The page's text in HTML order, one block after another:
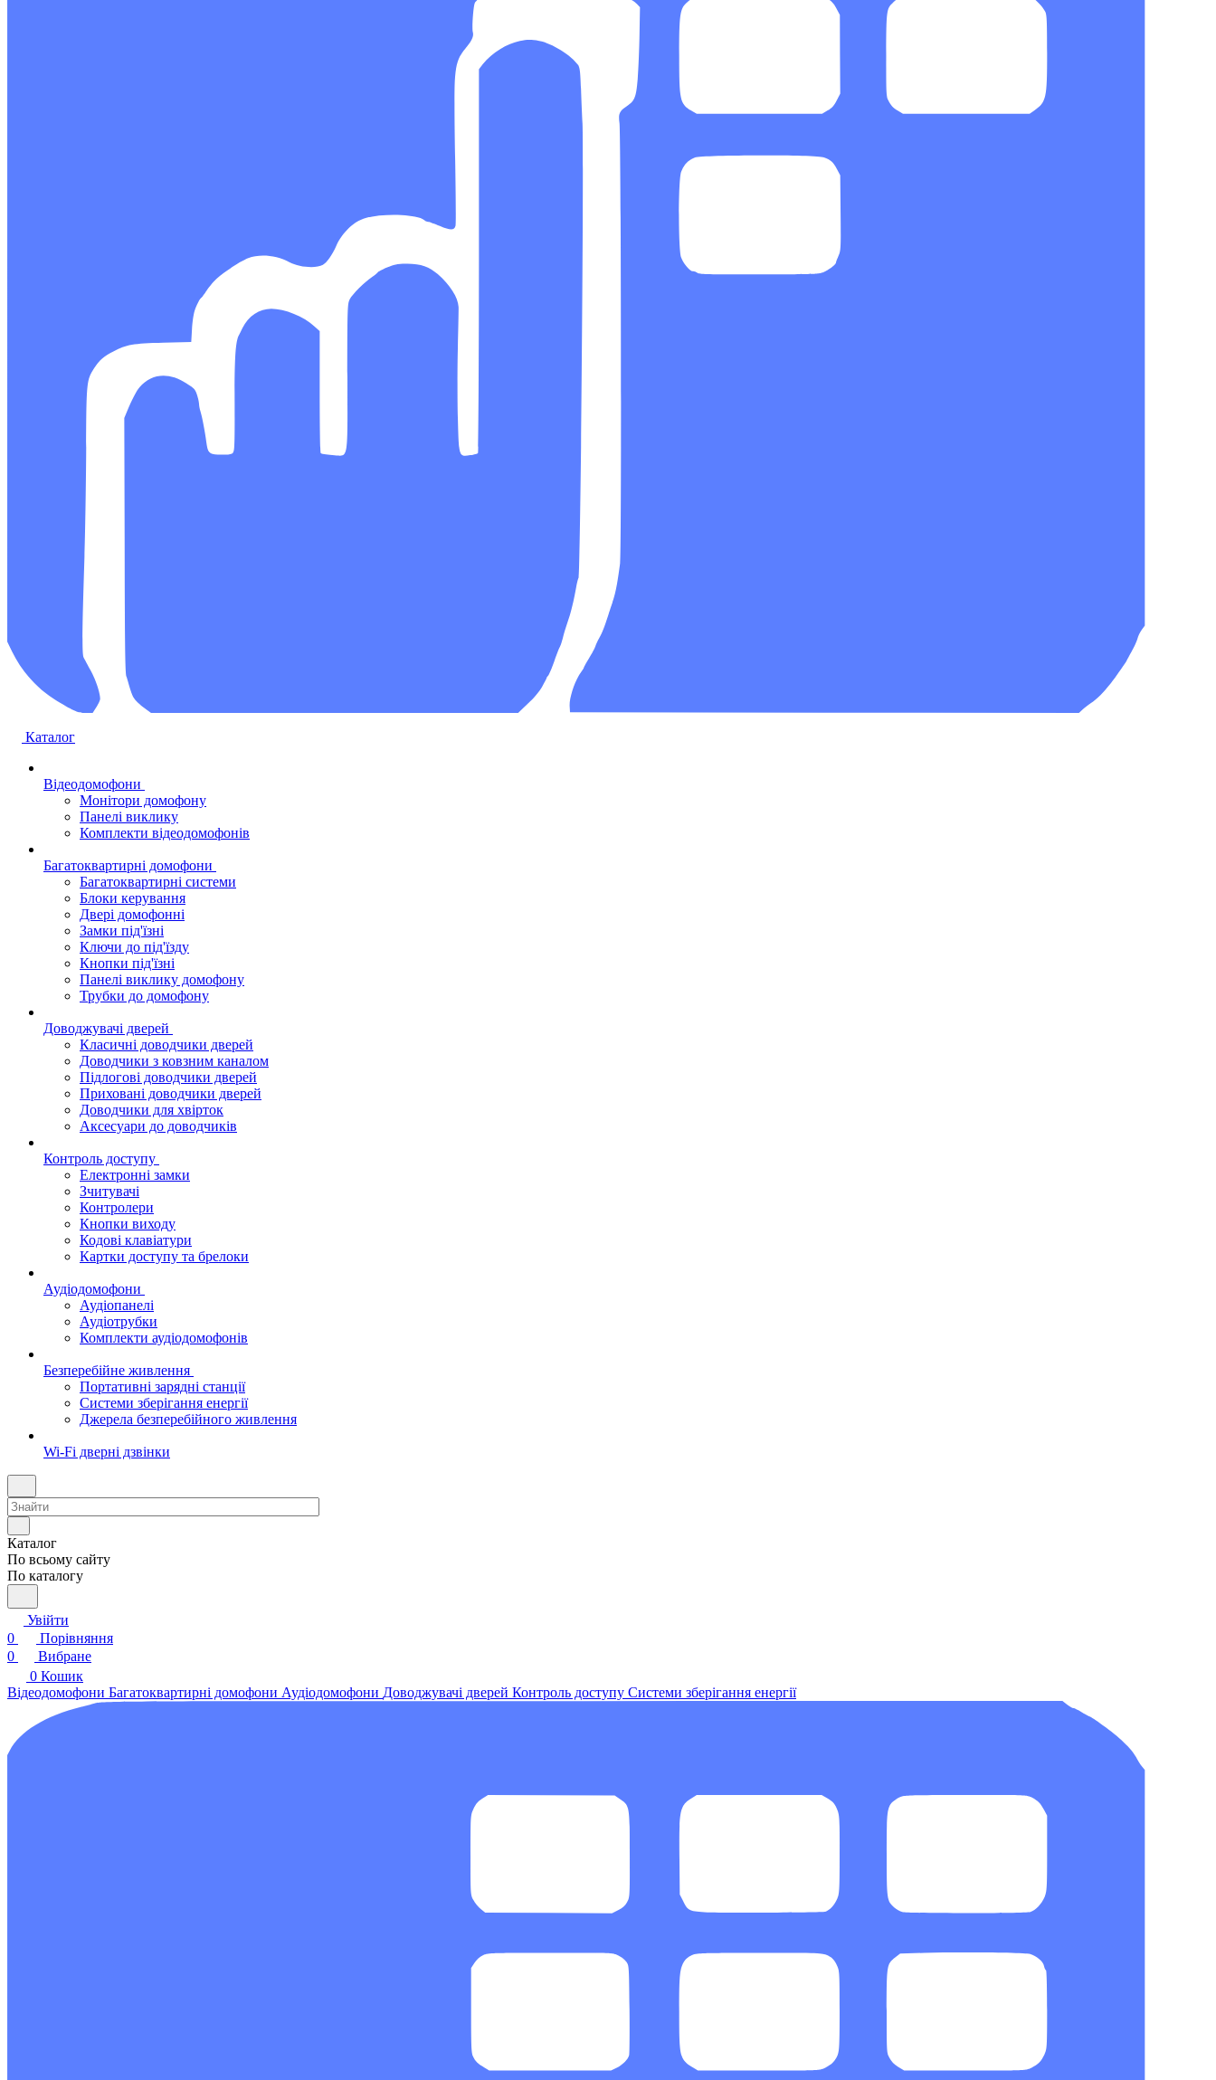
Каталог
Відеодомофони
Монітори домофону
Панелі виклику
Комплекти відеодомофонів
Багатоквартирні домофони
Багатоквартирні системи
Блоки керування
Двері домофонні
Замки під'їзні
Ключи до під'їзду
Кнопки під'їзні
Панелі виклику домофону
Трубки до домофону
Доводжувачі дверей
Класичні доводчики дверей
Доводчики з ковзним каналом
Підлогові доводчики дверей
Приховані доводчики дверей
Доводчики для хвірток
Аксесуари до доводчиків
Контроль доступу
Електронні замки
Зчитувачі
Контролери
Кнопки виходу
Кодові клавіатури
Картки доступу та брелоки
Аудіодомофони
Аудіопанелі
Аудіотрубки
Комплекти аудіодомофонів
Безперебійне живлення
Портативні зарядні станції
Системи зберігання енергії
Джерела безперебійного живлення
Wi-Fi дверні дзвінки
Каталог
По всьому сайту
По каталогу
Увійти
0
Порівняння
0
Вибране
0 Кошик
Відеодомофони Багатоквартирні домофони Аудіодомофони Доводжувачі дверей Контроль доступу Системи зберігання енергії